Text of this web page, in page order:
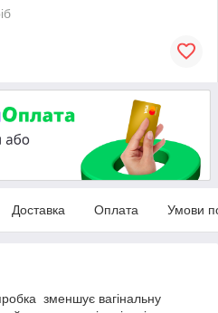
Доставка Оплата Умови
зменшує вагінальну